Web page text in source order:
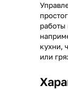
работы
кухни,
или